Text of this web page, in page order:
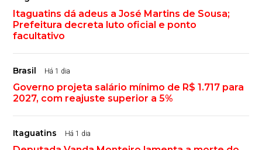
Itaguatins dá adeus a José Martins de Sousa;
Prefeitura decreta luto oficial e ponto
facultativo
Brasil Há 1 dia
Governo projeta salário mínimo de R$ 1.717 para
2027, com reajuste superior a 5%
Itaguatins Há 1 dia